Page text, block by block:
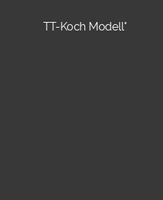
TT-Koch Modell°